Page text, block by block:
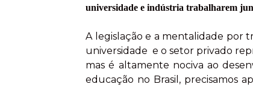
universidade e indústria trabalharem
A legislação e a mentalidade por
universidade e o setor privado
mas é altamente nociva ao
educação no Brasil, precisamos